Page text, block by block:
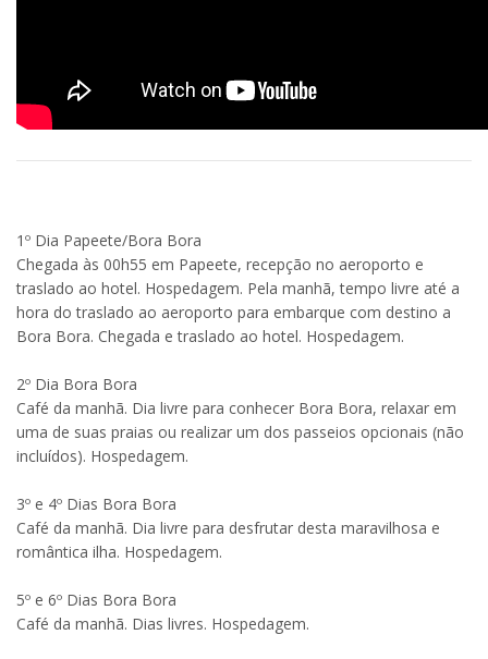
1º Dia Papeete/Bora Bora
Chegada às 00h55 em Papeete, recepção no aeroporto e
traslado ao hotel. Hospedagem. Pela manhã, tempo livre até a
hora do traslado ao aeroporto para embarque com destino a
Bora Bora. Chegada e traslado ao hotel. Hospedagem.
2º Dia Bora Bora
Café da manhã. Dia livre para conhecer Bora Bora, relaxar em
uma de suas praias ou realizar um dos passeios opcionais (não
incluídos). Hospedagem.
3º e 4º Dias Bora Bora
Café da manhã. Dia livre para desfrutar desta maravilhosa e
romântica ilha. Hospedagem.
5º e 6º Dias Bora Bora
Café da manhã. Dias livres. Hospedagem.